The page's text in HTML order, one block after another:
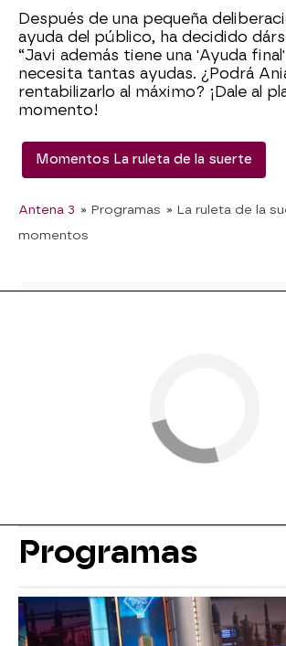
Después de una pequeña
ayuda del público, ha decidido
“Javi además tiene una 'Ayuda
necesita tantas ayudas. ¿Podrá
rentabilizarlo al máximo? ¡Dale al
momento!
Momentos La ruleta de la suerte
Antena 3 » Programas » La ruleta de la
momentos
Programas